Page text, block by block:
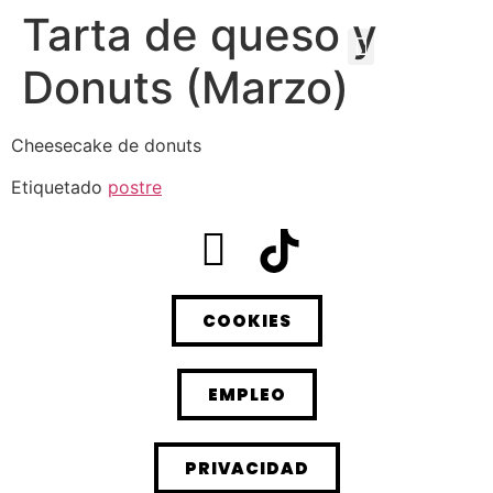
Tarta de queso y
Donuts (Marzo)
Cheesecake de donuts
Etiquetado postre
PRIVACIDAD
EMPLEO
COOKIES